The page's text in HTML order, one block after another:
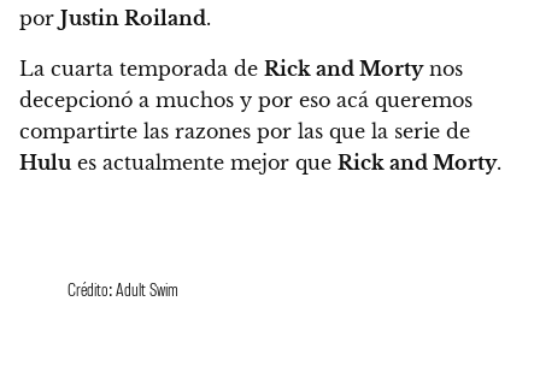
por Justin Roiland.
La cuarta temporada de Rick and Mortynos
decepcionó a muchos y por eso acá queremos
compartirte las razones por las que la serie de
Hulu es actualmente mejor que Rick and Morty.
Crédito: Adult Swim